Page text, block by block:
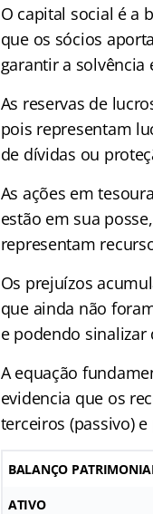
O capital social é a
que os sócios
garantir a solvência
As reservas de
pois representam
de dívidas ou
As ações em
estão em sua
representam
Os prejuízos
que ainda não
e podendo
A equação
evidencia que os
terceiros (passivo)
BALANÇO
ATIVO